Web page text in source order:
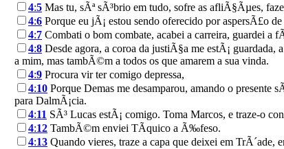
4:5 Mas tu, sÃª sÃ³brio em tudo, sofre as afliÃ§Ãµes,
4:6 Porque eu jÃ¡ estou sendo oferecido por aspersÃ£o
4:7 Combati o bom combate, acabei a carreira, guardei a
4:8 Desde agora, a coroa da justiÃ§a me estÃ¡
a mim, mas tambÃ©m a todos os que amarem a sua vinda.
4:9 Procura vir ter comigo depressa,
4:10 Porque Demas me desamparou, amando o presente
para DalmÃ¡cia.
4:11 SÃ³ Lucas estÃ¡ comigo. Toma Marcos, e traze-o
4:12 TambÃ©m enviei TÃ­quico a Ã‰feso.
4:13 Quando vieres, traze a capa que deixei em TrÃ´ade,